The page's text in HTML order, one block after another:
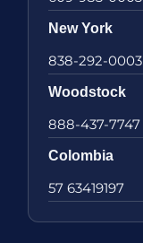
New York
838-292-0003
Woodstock
888-437-7747
Colombia
57 63419197